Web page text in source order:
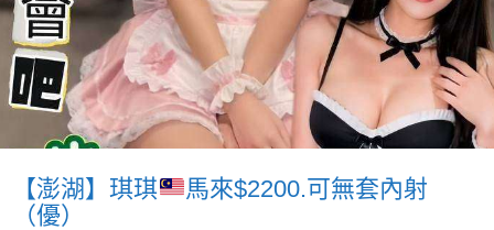
【澎湖】琪琪
馬來$2200.可無套內射
（優）